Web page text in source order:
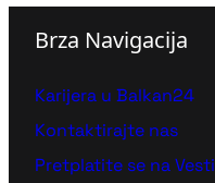
Brza Navigacija
Karijera u Balkan24
Kontaktirajte nas
Pretplatite se na Vesti